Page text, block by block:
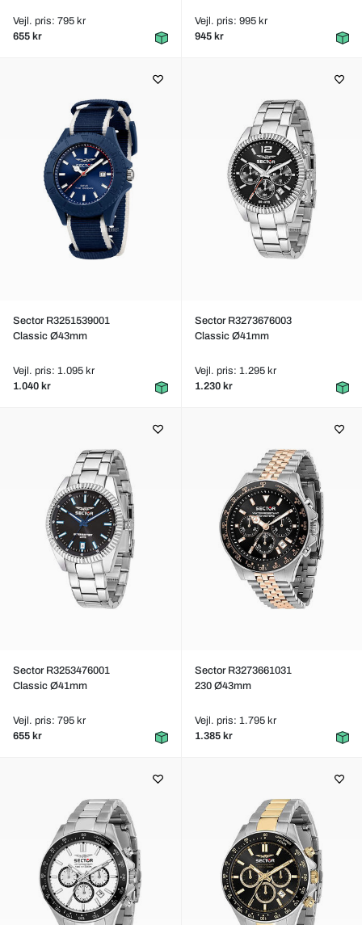
Vejl. pris: 795 kr
655 kr
Vejl. pris: 995 kr
945 kr
Sector R3251539001
Classic Ø43mm
Vejl. pris: 1.095 kr
1.040 kr
Sector R3273676003
Classic Ø41mm
Vejl. pris: 1.295 kr
1.230 kr
Sector R3253476001
Classic Ø41mm
Vejl. pris: 795 kr
655 kr
Sector R3273661031
230 Ø43mm
Vejl. pris: 1.795 kr
1.385 kr